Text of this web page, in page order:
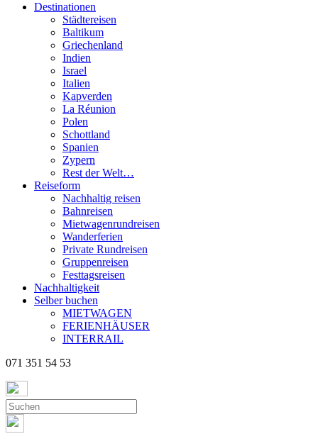
Destinationen
Städtereisen
Baltikum
Griechenland
Indien
Israel
Italien
Kapverden
La Réunion
Polen
Schottland
Spanien
Zypern
Rest der Welt…
Reiseform
Nachhaltig reisen
Bahnreisen
Mietwagenrundreisen
Wanderferien
Private Rundreisen
Gruppenreisen
Festtagsreisen
Nachhaltigkeit
Selber buchen
MIETWAGEN
FERIENHÄUSER
INTERRAIL
071 351 54 53